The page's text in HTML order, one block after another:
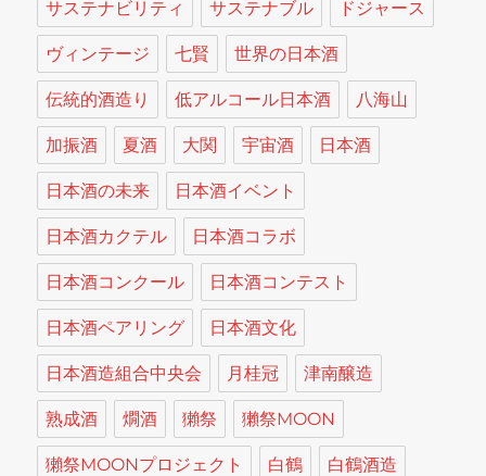
サステナビリティ サステナブル ドジャース
ヴィンテージ 七賢 世界の日本酒
伝統的酒造り 低アルコール日本酒 八海山
加振酒 夏酒 大関 宇宙酒 日本酒
日本酒の未来 日本酒イベント
日本酒カクテル 日本酒コラボ
日本酒コンクール 日本酒コンテスト
日本酒ペアリング 日本酒文化
日本酒造組合中央会 月桂冠 津南醸造
熟成酒 燗酒 獺祭 獺祭MOON
獺祭MOONプロジェクト 白鶴 白鶴酒造